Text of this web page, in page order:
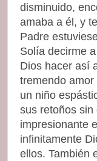
disminuido,
amaba a él, y
Padre
Solía decirme
Dios hacer así
tremendo
un niño
sus retoños
impresionante
infinitamente
ellos. También